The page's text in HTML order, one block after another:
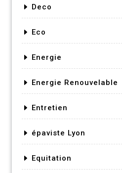
Deco
Eco
Energie
Energie Renouvelable
Entretien
épaviste Lyon
Equitation